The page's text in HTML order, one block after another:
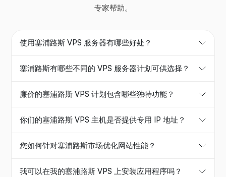
专家帮助。
使用塞浦路斯 VPS 服务器有哪些好处？
塞浦路斯有哪些不同的 VPS 服务器计划可供选择？
廉价的塞浦路斯 VPS 计划包含哪些独特功能？
你们的塞浦路斯 VPS 主机是否提供专用 IP 地址？
您如何针对塞浦路斯市场优化网站性能？
我可以在我的塞浦路斯 VPS 上安装应用程序吗？